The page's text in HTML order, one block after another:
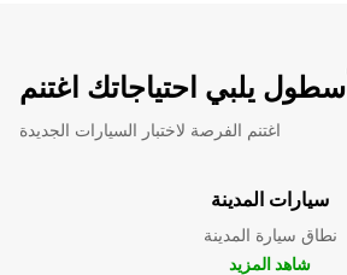
أسطول يلبي احتياجاتك اغتنم
اغتنم الفرصة لاختبار السيارات الجديدة
سيارات المدينة
نطاق سيارة المدينة
شاهد المزيد